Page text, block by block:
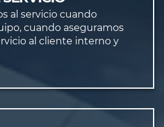
al servicio cuando
cuando aseguramos
al cliente interno y